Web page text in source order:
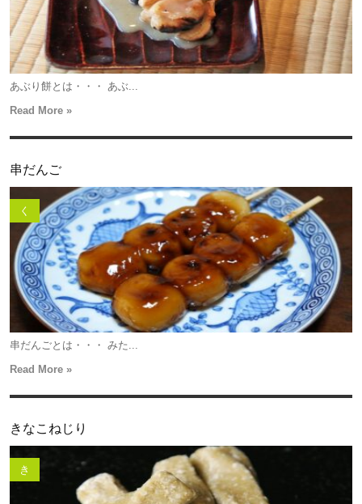
あぶり餅とは・・・ あぶ...
Read More »
串だんご
く
串だんごとは・・・ みた...
Read More »
きなこねじり
き